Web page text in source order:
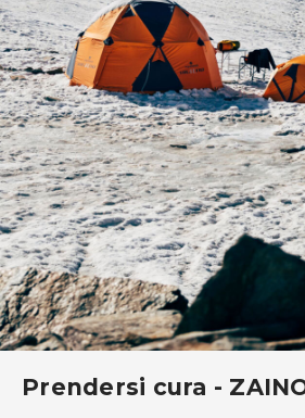
Prendersi cura -